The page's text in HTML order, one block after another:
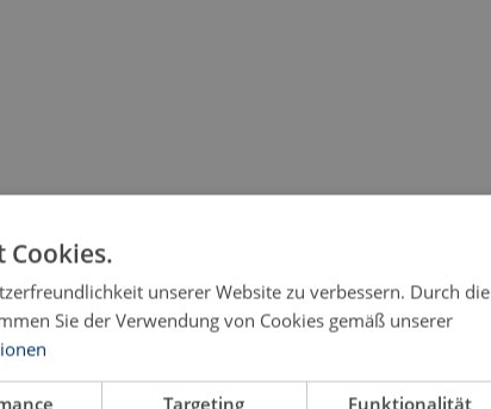
Cookies.
unserer Website zu verbessern. Durch die
Sie der Verwendung von Cookies gemäß unserer
Targeting Funktionalität